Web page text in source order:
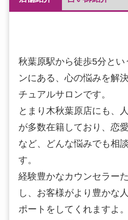
秋葉原駅から徒歩5分とい
ンにある、心の悩みを解
チュアルサロンです。
とまり木秋葉原店にも、
が多数在籍しており、恋
など、どんな悩みでも相
す。
経験豊かなカウンセラー
し、お客様がより豊かな
ポートをしてくれますよ。